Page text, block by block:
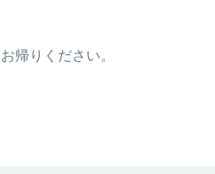
帰りください。